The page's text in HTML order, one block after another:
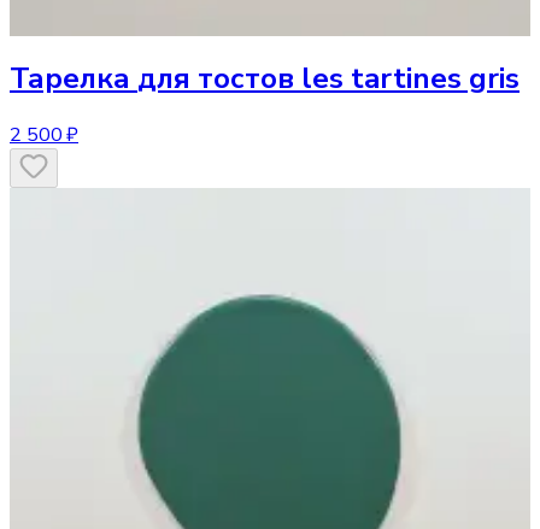
Тарелка для тостов les tartines gris
2 500 ₽